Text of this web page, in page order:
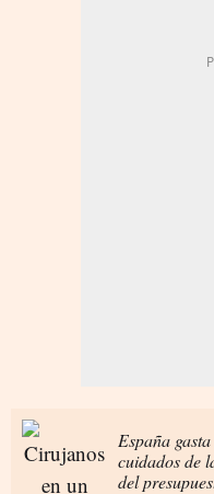
España
cuidados de
del